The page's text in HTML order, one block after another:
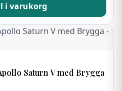
i varukorg
Saturn V med Brygga